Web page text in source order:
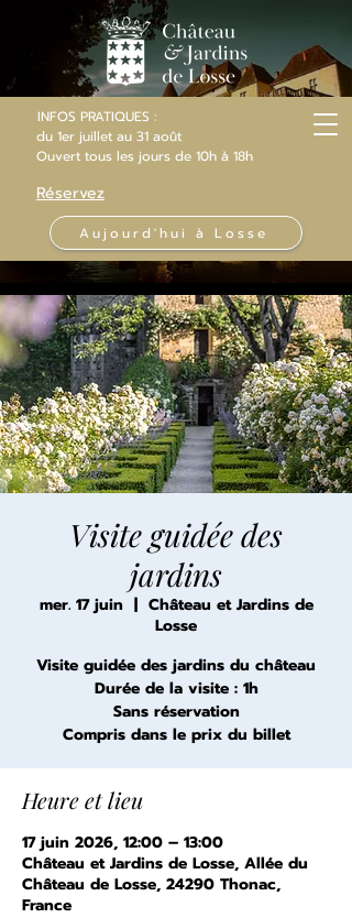
INFOS PRATIQUES :
du 1er juillet au 31 août
Ouvert tous les jours de 10h à 18h
Réservez
Aujourd'hui à Losse
Visite guidée des
jardins
mer. 17 juin
  |
Château et Jardins de
Losse
Visite guidée des jardins du château
Durée de la visite : 1h
Sans réservation
Compris dans le prix du billet
Heure et lieu
17 juin 2026, 12:00 – 13:00
Château et Jardins de Losse, Allée du
Château de Losse, 24290 Thonac,
France